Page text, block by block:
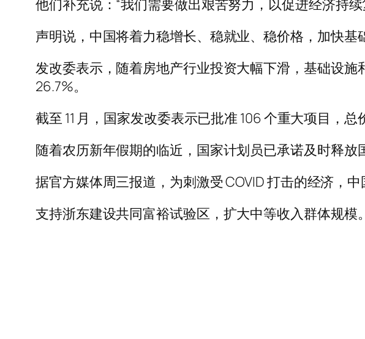
他们补充说：“我们需要做出艰苦努力，以促进经济持续
声明说，中国将着力稳增长、稳就业、稳价格，加快基
发改委表示，随着房地产行业投资大幅下滑，基础设
26.7%。
截至 11 月，国家发改委表示已批准 106 个重大项目，总
随着农历新年假期的临近，国家计划员已承诺及时释放
据官方媒体周三报道，为刺激受 COVID 打击的经济，
支持浙东建设共同富裕试验区，扩大中等收入群体规模。